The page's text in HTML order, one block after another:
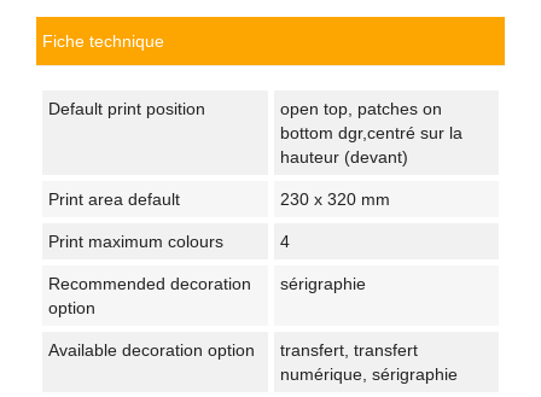
Fiche technique
Default print position
open top, patches on
bottom dgr,centré sur la
hauteur (devant)
Print area default 230 x 320 mm
Print maximum colours 4
Recommended decoration
option
sérigraphie
Available decoration option
transfert, transfert
numérique, sérigraphie